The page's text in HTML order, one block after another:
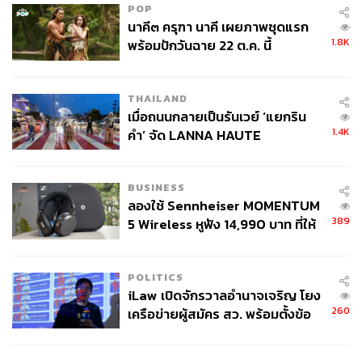
POP
นาคี๓ ครุฑา นาคี เผยภาพชุดแรก
พร้อมปักวันฉาย 22 ต.ค. นี้
1.8K
THAILAND
เมื่อถนนกลายเป็นรันเวย์ ‘แยกริน
คำ’ จัด LANNA HAUTE
1.4K
BUSINESS
ลองใช้ Sennheiser MOMENTUM
5 Wireless หูฟัง 14,990 บาท ที่ให้
389
POLITICS
iLaw เปิดจักรวาลอำนาจเจริญ โยง
เครือข่ายผู้สมัคร สว. พร้อมตั้งข้อ
260